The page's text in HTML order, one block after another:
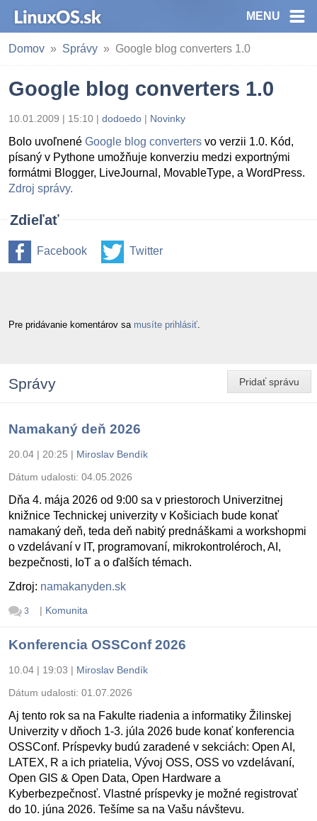
MENU
Domov Správy Google blog converters 1.0
Google blog converters 1.0
10.01.2009 | 15:10 | dodoedo | Novinky
Bolo uvoľnené Google blog converters vo verzii 1.0. Kód,
písaný v Pythone umožňuje konverziu medzi exportnými
formátmi Blogger, LiveJournal, MovableType, a WordPress.
Zdroj správy.
Zdieľať
Facebook Twitter
Pre pridávanie komentárov sa musíte prihlásiť
Pridať správu
Správy
Namakaný deň 2026
20.04 | 20:25 | Miroslav Bendík
Dátum udalosti: 04.05.2026
Dňa 4. mája 2026 od 9:00 sa v priestoroch Univerzitnej
knižnice Technickej univerzity v Košiciach bude konať
namakaný deň, teda deň nabitý prednáškami a workshopmi
o vzdelávaní v IT, programovaní, mikrokontroléroch, AI,
bezpečnosti, IoT a o ďalších témach.
Zdroj: namakanyden.sk
3 | Komunita
Konferencia OSSConf 2026
10.04 | 19:03 | Miroslav Bendík
Dátum udalosti: 01.07.2026
Aj tento rok sa na Fakulte riadenia a informatiky Žilinskej
Univerzity v dňoch 1-3. júla 2026 bude konať konferencia
OSSConf. Príspevky budú zaradené v sekciách: Open AI,
LATEX, R a ich priatelia, Vývoj OSS, OSS vo vzdelávaní,
Open GIS & Open Data, Open Hardware a
Kyberbezpečnosť. Vlastné príspevky je možné registrovať
do 10. júna 2026. Tešíme sa na Vašu návštevu.